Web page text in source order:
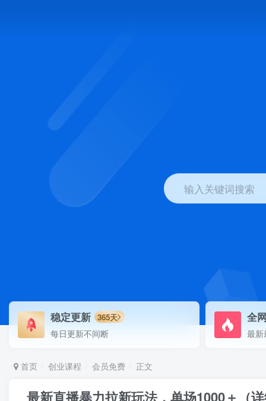
输入关键词搜索
稳定更新 365天
每日更新不间断
全
最新
首页 创业课程 会员免费 正文
最新直播暴力拉新玩法，单场1000＋（